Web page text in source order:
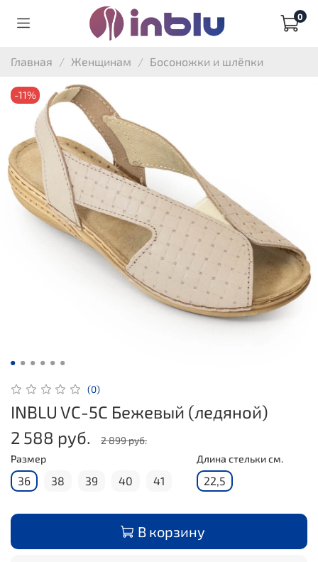
0
Главная Женщинам Босоножки и шлёпки
-11%
(0)
INBLU VC-5C Бежевый (ледяной)
2 588 руб.
2 899 руб.
Размер
36 38 39 40 41
Длина стельки см.
22,5
В корзину